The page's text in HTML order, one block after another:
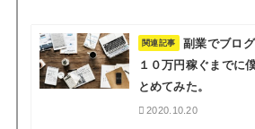
関連記事
副業でブロ
１０万円稼ぐまでに
とめてみた。
2020.10.20